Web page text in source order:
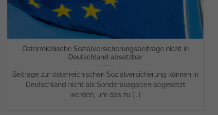
Österreichische Sozialversicherungsbeiträge nicht in
Deutschland absetzbar
Beiträge zur österreichischen Sozialversicherung können in
Deutschland nicht als Sonderausgaben abgesetzt
werden, um das zu [...]